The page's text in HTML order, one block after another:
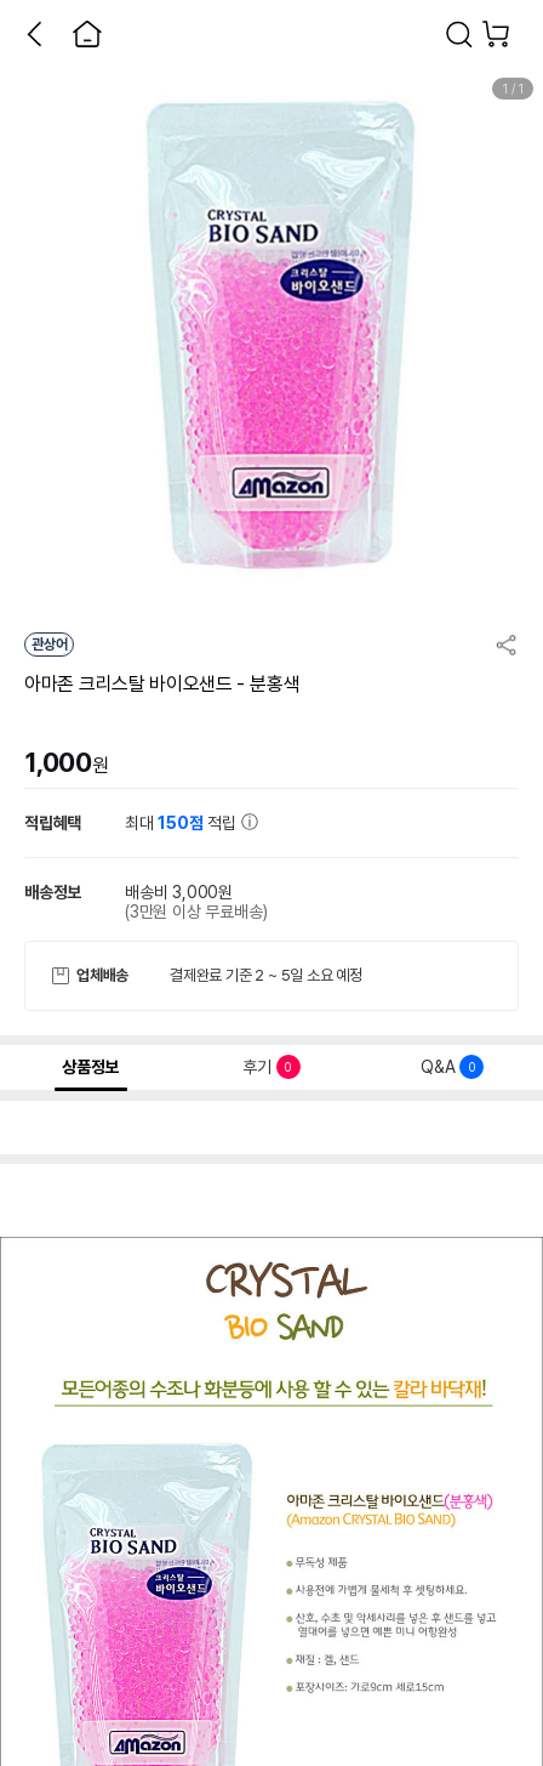
1 / 1
관상어
아마존 크리스탈 바이오샌드 - 분홍색
1,000원
적립혜택 최대150점 적립
배송정보
배송비 3,000원
(3만원 이상 무료배송)
업체배송 결제완료 기준 2 ~ 5일 소요 예정
상품정보 후기 0 Q&A 0